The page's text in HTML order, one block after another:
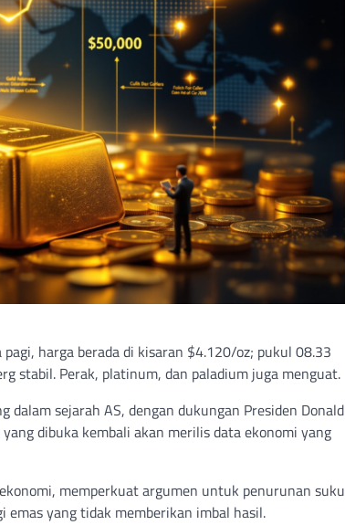
harga berada di kisaran $4.120/oz; pukul 08.33
stabil. Perak, platinum, dan paladium juga menguat.
sejarah AS, dengan dukungan Presiden Donald
dibuka kembali akan merilis data ekonomi yang
memperkuat argumen untuk penurunan suku
emas yang tidak memberikan imbal hasil.